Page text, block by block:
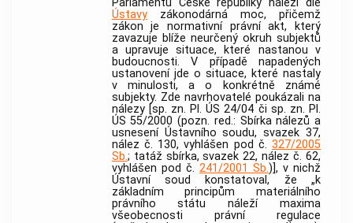
Ústavyzákonodárná moc, přičemž
zákon je normativní právní akt, který
zavazuje blíže neurčený okruh subjektů
a upravuje situace, které nastanou v
budoucnosti. V případě napadených
ustanovení jde o situace, které nastaly
v minulosti, a o konkrétně známé
subjekty. Zde navrhovatelé poukázali na
nálezy [sp. zn. Pl. ÚS 24/04 či sp. zn. Pl.
ÚS 55/2000 (pozn. red.: Sbírka nálezů a
usnesení Ústavního soudu, svazek 37,
nález č. 130, vyhlášen pod č. 327/2005
Sb.; tatáž sbírka, svazek 22, nález č. 62,
vyhlášen pod č. 241/2001 Sb.)], v nichž
Ústavní soud konstatoval, že „k
základním principům materiálního
právního státu náleží maxima
všeobecnosti právní regulace